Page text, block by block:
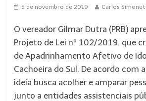
5 de novembro de 2019 Carlos
O vereador Gilmar Dutra (PRB)
Projeto de Lei nº 102/2019, que
de Apadrinhamento Afetivo de
Cachoeira do Sul. De acordo com
ideia busca acolher e amparar
junto a entidades assistenciais